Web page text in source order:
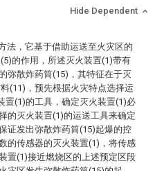
Hide Dependent
法，它基于借助运送至火灾区的
的作用，所述灭火装置(1)带有
弥散炸药筒(15)，其特征在于灭
(11)，预先根据火灾特点选择运
置(1)的工具，确定灭火装置(1)必
的灭火装置(1)的运送工具来确定
证发出弥散炸药筒(15)起爆的控
的传感器的灭火装置(1)，将传感
置(1)接近燃烧区的上述预定区段